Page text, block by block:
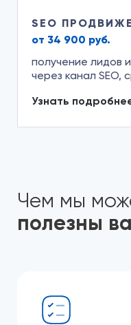
SEO
от 34 900 руб.
получение лидов
через канал SEO,
Узнать
Чем мы
полезны